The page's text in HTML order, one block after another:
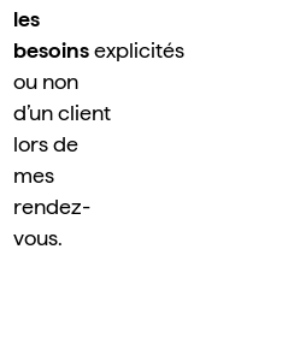
les
besoins explicités
ou non
d’un client
lors de
mes
rendez-
vous.